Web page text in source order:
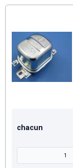
chacun